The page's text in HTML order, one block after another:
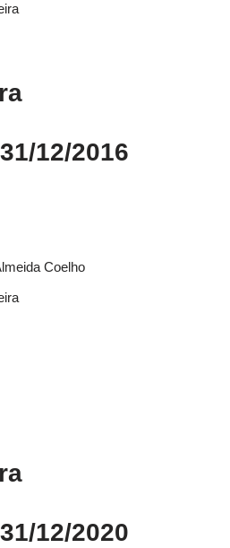
12/2016
Coelho​
12/2020